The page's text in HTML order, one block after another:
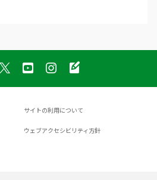
サイトの利用について
ウェブアクセシビリティ方針